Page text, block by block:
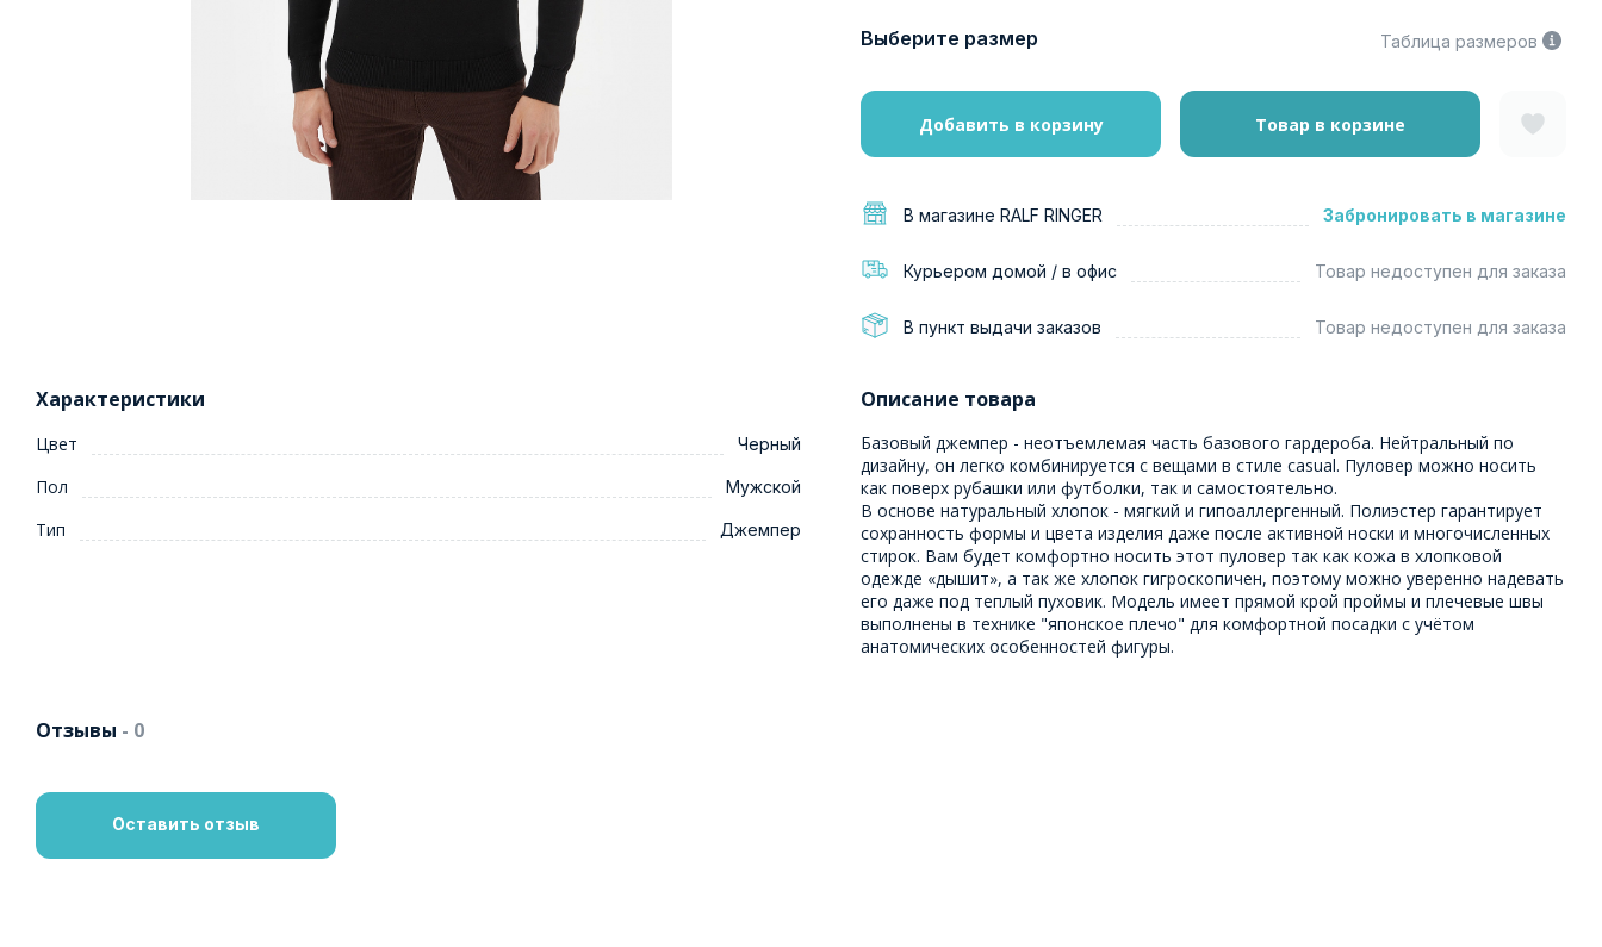
Выберите размер Таблица размеров
Добавить в корзину Товар в корзине
В магазине RALF RINGER Забронировать в магазине
Курьером домой / в офис Товар недоступен для заказа
В пункт выдачи заказов Товар недоступен для заказа
Характеристики
Цвет Черный
Пол Мужской
Тип Джемпер
Описание товара
Базовый джемпер - неотъемлемая часть базового гардероба. Нейтральный по
дизайну, он легко комбинируется с вещами в стиле casual. Пуловер можно носить
как поверх рубашки или футболки, так и самостоятельно.
В основе натуральный хлопок - мягкий и гипоаллергенный. Полиэстер гарантирует
сохранность формы и цвета изделия даже после активной носки и многочисленных
стирок. Вам будет комфортно носить этот пуловер так как кожа в хлопковой
одежде «дышит», а так же хлопок гигроскопичен, поэтому можно уверенно надевать
его даже под теплый пуховик. Модель имеет прямой крой проймы и плечевые швы
выполнены в технике "японское плечо" для комфортной посадки с учётом
анатомических особенностей фигуры.
Отзывы - 0
Оставить отзыв